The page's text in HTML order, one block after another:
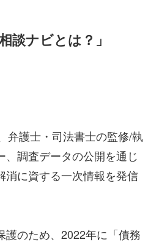
談ナビとは？」
弁護士・司法書士の監修/執
、調査データの公開を通じ
消に資する一次情報を発信
護のため、2022年に「債務